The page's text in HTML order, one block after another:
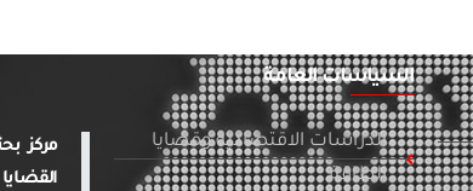
السياسات العامة
الدراسات الاقتصادية وقضايا
الطاقة